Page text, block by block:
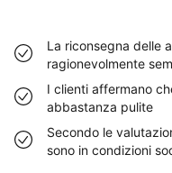
La riconsegna delle
ragionevolmente
I clienti affermano
abbastanza pulite
Secondo le
sono in condizioni